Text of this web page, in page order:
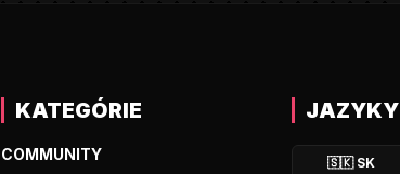
KATEGÓRIE
COMMUNITY
JAZYKY
🇸🇰 SK